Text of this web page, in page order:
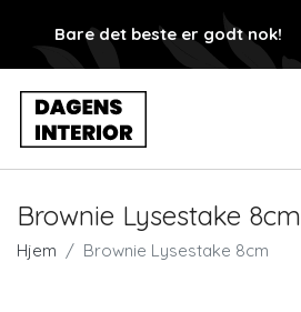
Bare det beste er godt nok!
Brownie Lysestake 8cm
Hjem Brownie Lysestake 8cm